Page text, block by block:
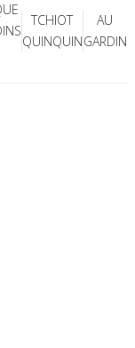
TCHIOT
QUINQUIN
AU
GARDIN